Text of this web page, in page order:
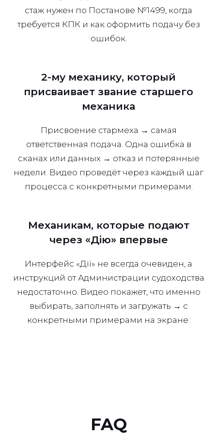
стаж нужен по Постанове №1499, когда
требуется КПК и как оформить подачу без
ошибок.
2-му механику, который
присваивает звание старшего
механика
Присвоение стармеха → самая
ответственная подача. Одна ошибка в
сканах или данных → отказ и потерянные
недели. Видео проведёт через каждый шаг
процесса с конкретными примерами.
Механикам, которые подают
через «Дію» впервые
Интерфейс «Дії» не всегда очевиден, а
инструкций от Администрации судоходства
недостаточно. Видео покажет, что именно
выбирать, заполнять и загружать → с
конкретными примерами на экране.
FAQ